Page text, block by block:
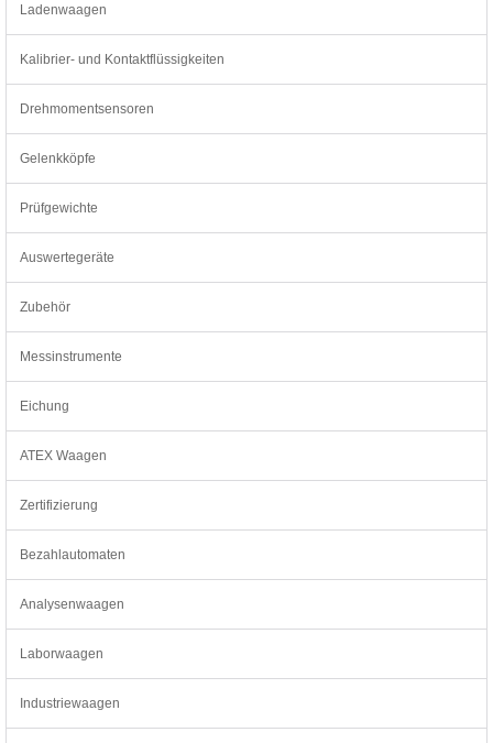
Ladenwaagen
Kalibrier- und Kontaktflüssigkeiten
Drehmomentsensoren
Gelenkköpfe
Prüfgewichte
Auswertegeräte
Zubehör
Messinstrumente
Eichung
ATEX Waagen
Zertifizierung
Bezahlautomaten
Analysenwaagen
Laborwaagen
Industriewaagen